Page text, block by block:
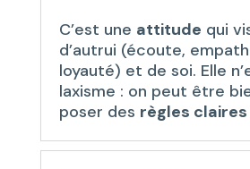
C’est une attitude qui
d’autrui (écoute,
loyauté) et de soi. Elle
laxisme : on peut être
poser des règles claires